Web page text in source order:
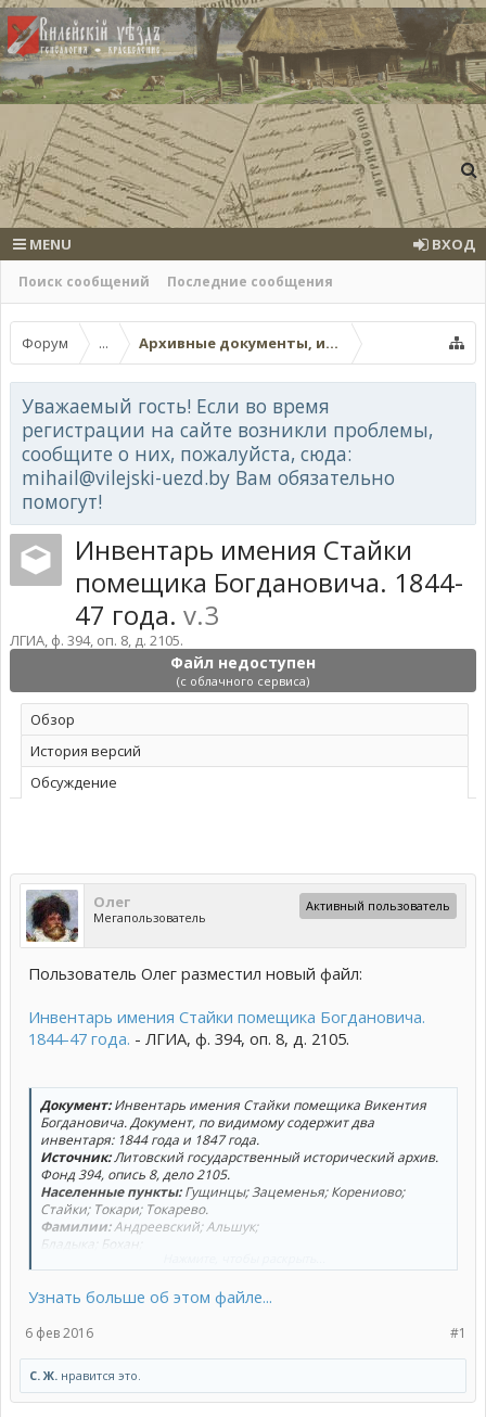
Поиск сообщений Последние сообщения
MENU ВХОД
Форум ... Архивные документы, исторические
Уважаемый гость! Если во время
регистрации на сайте возникли проблемы,
сообщите о них, пожалуйста, сюда:
mihail@vilejski-uezd.by Вам обязательно
помогут!
Файл недоступен
(с облачного сервиса)
Инвентарь имения Стайки
помещика Богдановича. 1844-
47 года. v.3
ЛГИА, ф. 394, оп. 8, д. 2105.
Обзoр
История версий
Обсуждение
Олег
Мегапользователь
Активный пользователь
Пользователь Олег разместил новый файл:
Инвентарь имения Стайки помещика Богдановича.
1844-47 года. - ЛГИА, ф. 394, оп. 8, д. 2105.
Документ:Инвентарь имения Стайки помещика Викентия
Богдановича. Документ, по видимому содержит два
инвентаря: 1844 года и 1847 года.
Источник:Литовский государственный исторический архив.
Фонд 394, опись 8, дело 2105.
Населенные пункты:Гущинцы; Зацеменья; Корениово;
Стайки; Токари; Токарево.
Фамилии:Андреевский; Альшук;
Бладыка; Бохан;
Кононович;
Малашевич; Мацута; Мороз;...
Узнать больше об этом файле...
#1
6 фев 2016
С. Ж. нравится это.